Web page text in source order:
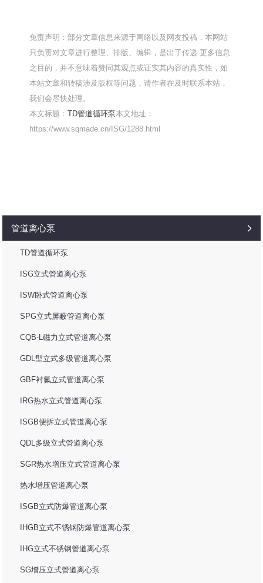
免责声明：部分文章信息来源于网络以及网友投稿，本网站
只负责对文章进行整理、排版、编辑，是出于传递 更多信息
之目的，并不意味着赞同其观点或证实其内容的真实性，如
本站文章和转稿涉及版权等问题，请作者在及时联系本站，
我们会尽快处理。
本文标题：TD管道循环泵本文地址：
https://www.sqmade.cn/ISG/1288.html
管道离心泵
TD管道循环泵
ISG立式管道离心泵
ISW卧式管道离心泵
SPG立式屏蔽管道离心泵
CQB-L磁力立式管道离心泵
GDL型立式多级管道离心泵
GBF衬氟立式管道离心泵
IRG热水立式管道离心泵
ISGB便拆立式管道离心泵
QDL多级立式管道离心泵
SGR热水增压立式管道离心泵
热水增压管道离心泵
ISGB立式防爆管道离心泵
IHGB立式不锈钢防爆管道离心泵
IHG立式不锈钢管道离心泵
SG增压立式管道离心泵